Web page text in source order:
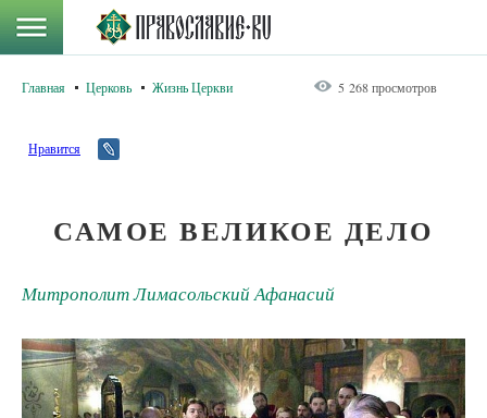
Главная Церковь Жизнь Церкви 5 268 просмотров
Нравится
САМОЕ ВЕЛИКОЕ ДЕЛО
Митрополит Лимасольский Афанасий